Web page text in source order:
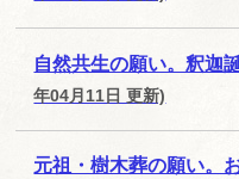
自然共生の願い。釈迦
年04月11日 更新)
元祖・樹木葬の願い。